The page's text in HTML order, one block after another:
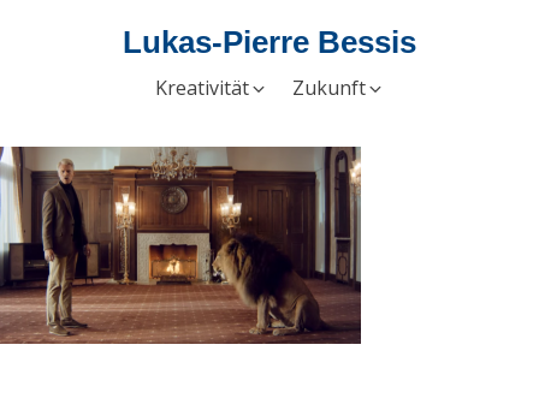
Lukas-Pierre Bessis
Kreativität Zukunft